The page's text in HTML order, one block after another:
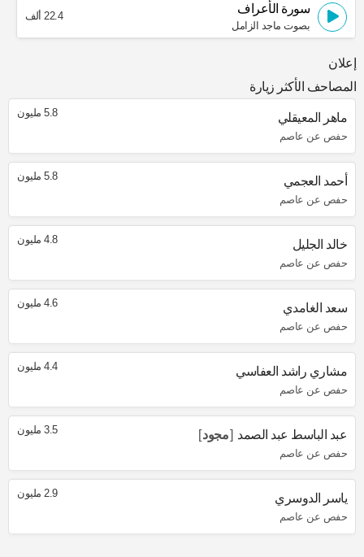
سورة الأعراف
بصوت ماجد الزامل
22.4 ألف
إعلان
المصاحف الأكثر زيارة
ماهر المعيقلي
حفص عن عاصم
5.8 مليون
أحمد العجمي
حفص عن عاصم
5.8 مليون
خالد الجليل
حفص عن عاصم
4.8 مليون
سعد الغامدي
حفص عن عاصم
4.6 مليون
مشاري راشد العفاسي
حفص عن عاصم
4.4 مليون
عبد الباسط عبد الصمد مجود
حفص عن عاصم
3.5 مليون
ياسر الدوسري
حفص عن عاصم
2.9 مليون